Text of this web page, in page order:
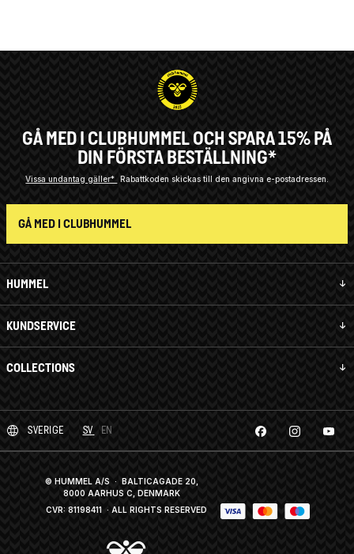
HUMMEL
KUNDSERVICE
COLLECTIONS
GÅ MED I CLUBHUMMEL OCH SPARA 15% PÅ
DIN FÖRSTA BESTÄLLNING*
Vissa undantag gäller* Rabattkoden skickas till den angivna e-postadressen.
GÅ MED I CLUBHUMMEL
SVERIGE SV EN
© HUMMEL A/S · BALTICAGADE 20,
8000 AARHUS C, DENMARK
CVR: 81198411 · ALL RIGHTS RESERVED